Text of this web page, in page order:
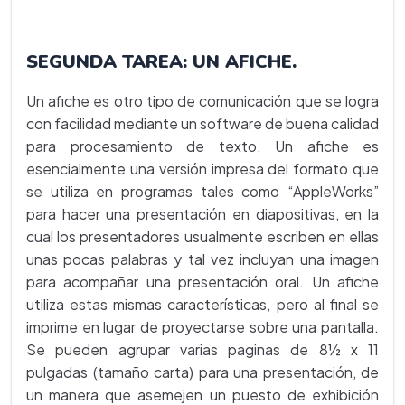
SEGUNDA TAREA: UN AFICHE.
Un afiche es otro tipo de comunicación que se logra
con facilidad mediante un software de buena calidad
para procesamiento de texto. Un afiche es
esencialmente una versión impresa del formato que
se utiliza en programas tales como “AppleWorks”
para hacer una presentación en diapositivas, en la
cual los presentadores usualmente escriben en ellas
unas pocas palabras y tal vez incluyan una imagen
para acompañar una presentación oral. Un afiche
utiliza estas mismas características, pero al final se
imprime en lugar de proyectarse sobre una pantalla.
Se pueden agrupar varias paginas de 8½ x 11
pulgadas (tamaño carta) para una presentación, de
un manera que asemejen un puesto de exhibición